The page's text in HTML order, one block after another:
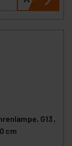
G13,
cm